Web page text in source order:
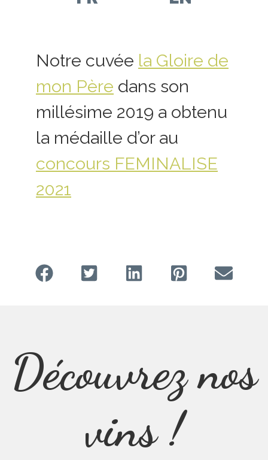
notre
page
facebook
notre
page
Instagram
Notre cuvée la Gloire de
mon Père dans son
millésime 2019 a obtenu
la médaille d’or au
concours FEMINALISE
2021
Découvrez nos
vins !